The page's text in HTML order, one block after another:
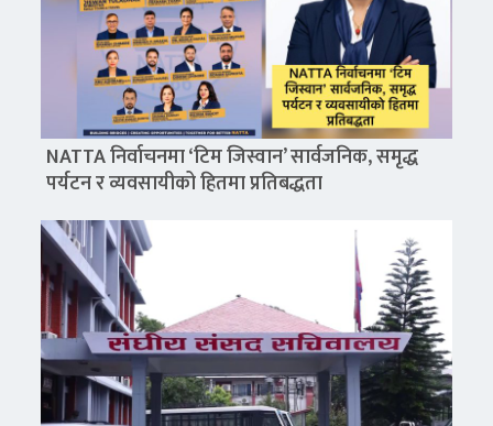
NATTA निर्वाचनमा ‘टिम जिस्वान’ सार्वजनिक, समृद्ध
पर्यटन र व्यवसायीको हितमा प्रतिबद्धता